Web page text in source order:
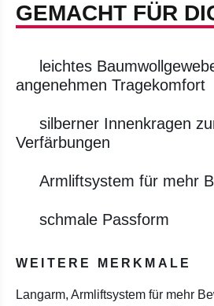
GEMACHT FÜR
leichtes
angenehmen Tragekomfort
silberner Innenkragen
Verfärbungen
Armliftsystem für mehr
schmale Passform
WEITERE MERKMALE
Langarm, Armliftsystem für mehr